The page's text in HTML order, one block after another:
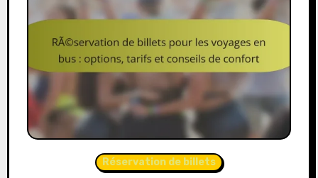
Réservation de billets